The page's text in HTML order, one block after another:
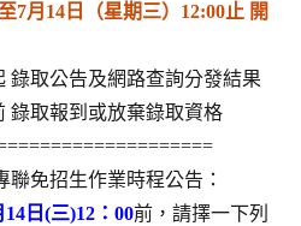
7月14日（星期三）12:00止 開
錄取公告及網路查詢分發結果
錄取報到或放棄錄取資格
聯免招生作業時程公告：
14日(三)12：00前，請擇一下列